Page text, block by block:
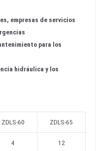
empresas de servicios
para los
hidráulica y los
ZDLS-60 ZDLS-65
4 12